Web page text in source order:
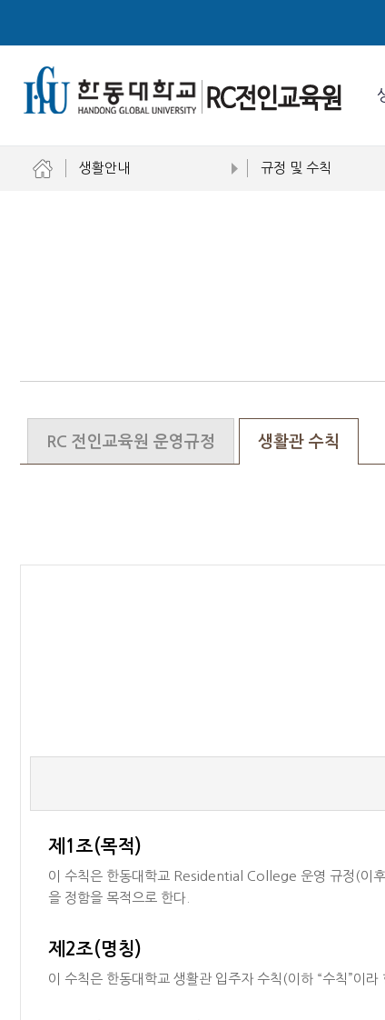
생활안내 규정 및 수칙
RC 전인교육원 운영규정 생활관 수칙
제1조(목적)
이 수칙은 한동대학교 Residential College 운영 규정(이
을 정함을 목적으로 한다.
제2조(명칭)
이 수칙은 한동대학교 생활관 입주자 수칙(이하 “수칙”이라